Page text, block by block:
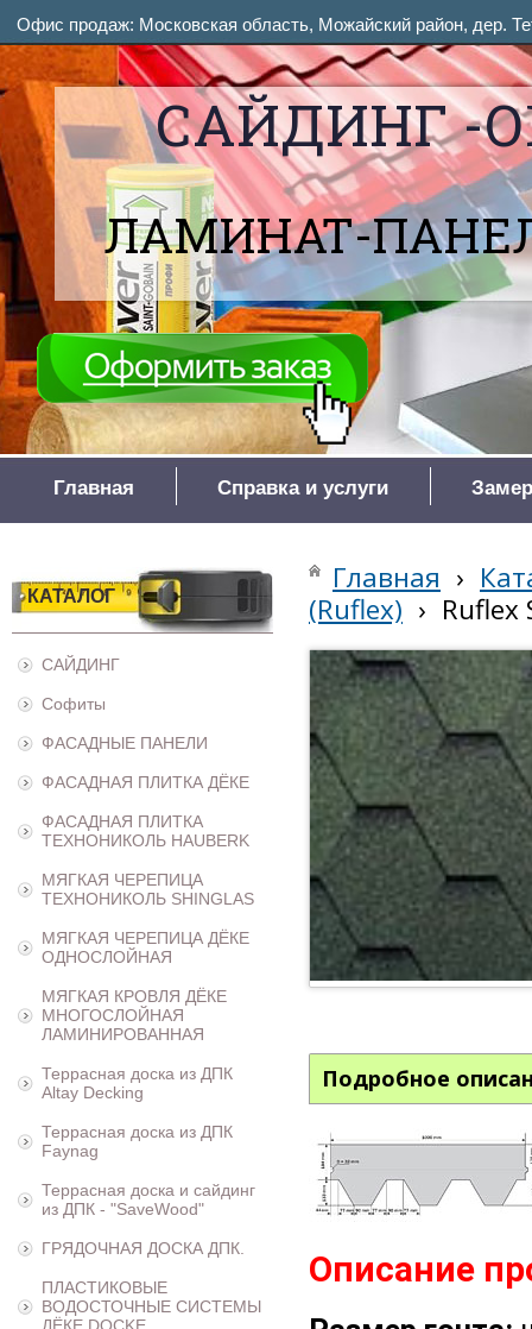
САЙДИНГ -
ЛАМИНАТ-
Офис продаж: Московская область, Можайский район, дер.
Главная Справка и услуги
КАТАЛОГ
САЙДИНГ
Софиты
ФАСАДНЫЕ ПАНЕЛИ
ФАСАДНАЯ ПЛИТКА ДЁКЕ
ФАСАДНАЯ ПЛИТКА
ТЕХНОНИКОЛЬ HAUBERK
МЯГКАЯ ЧЕРЕПИЦА
ТЕХНОНИКОЛЬ SHINGLAS
МЯГКАЯ ЧЕРЕПИЦА ДЁКЕ
ОДНОСЛОЙНАЯ
МЯГКАЯ КРОВЛЯ ДЁКЕ
МНОГОСЛОЙНАЯ
ЛАМИНИРОВАННАЯ
Террасная доска из ДПК
Altay Decking
Террасная доска из ДПК
Faynag
Террасная доска и сайдинг
из ДПК - "SaveWood"
ГРЯДОЧНАЯ ДОСКА ДПК.
ПЛАСТИКОВЫЕ
ВОДОСТОЧНЫЕ СИСТЕМЫ
Главная ›
(Ruflex) › Ruflex
Подробное
Описание